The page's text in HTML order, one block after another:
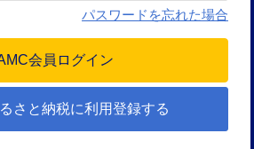
パスワードを忘れた場合
さと納税に利用登録する